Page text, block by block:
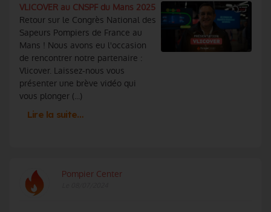
VLICOVER au CNSPF du Mans 2025
Retour sur le Congrès National des
Sapeurs Pompiers de France au
Mans ! Nous avons eu l'occasion
de rencontrer notre partenaire :
Vlicover. Laissez-nous vous
présenter une brève vidéo qui
vous plonger (...)
Lire la suite…
Pompier Center